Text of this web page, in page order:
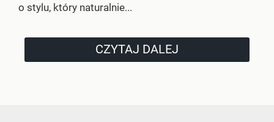
o stylu, który naturalnie...
CZYTAJ DALEJ